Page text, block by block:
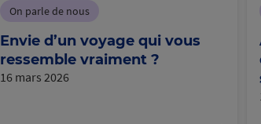
On parle de nous
Envie d’un voyage qui vous
ressemble vraiment ?
16 mars 2026